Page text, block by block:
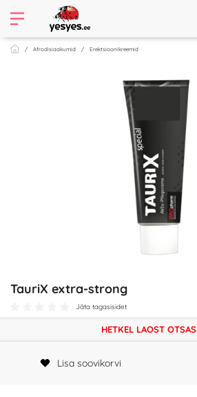
Afrodisiaakumid Erektsioonikreemid
TauriX extra-strong
Jäta tagasisidet
HETKEL LAOST OTSAS
Lisa soovikorvi